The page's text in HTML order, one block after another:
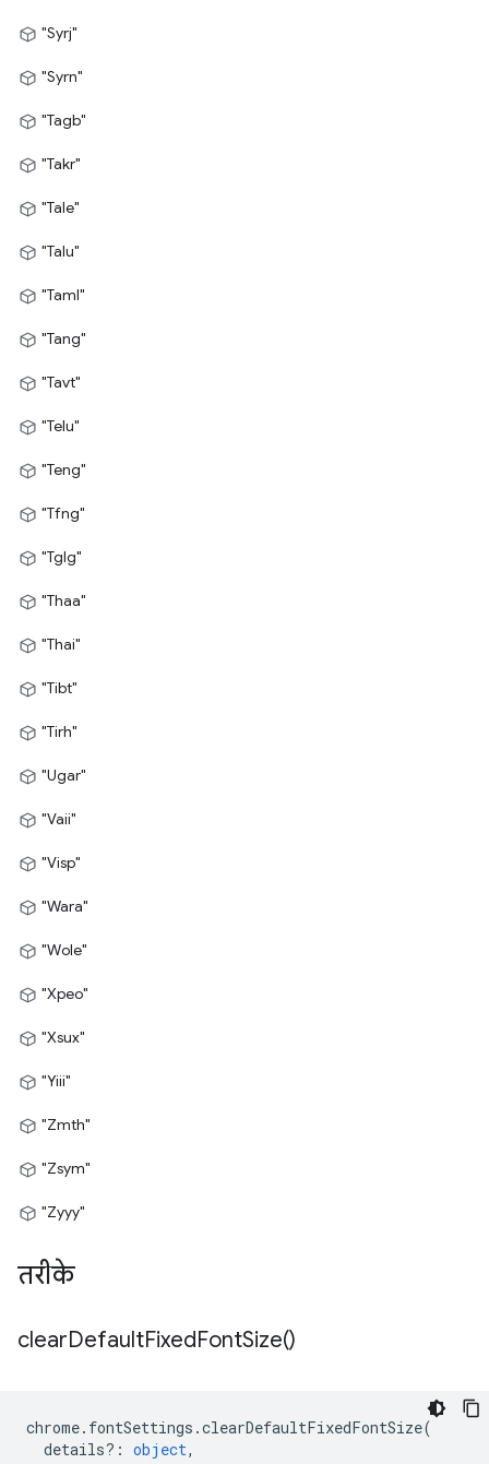
"Syrj"
"Syrn"
"Tagb"
"Takr"
"Tale"
"Talu"
"Taml"
"Tang"
"Tavt"
"Telu"
"Teng"
"Tfng"
"Tglg"
"Thaa"
"Thai"
"Tibt"
"Tirh"
"Ugar"
"Vaii"
"Visp"
"Wara"
"Wole"
"Xpeo"
"Xsux"
"Yiii"
"Zmth"
"Zsym"
"Zyyy"
तरीके
clearDefaultFixedFontSize()
chrome. fontSettings .clearDefaultFixedFontSize(
details? : object,